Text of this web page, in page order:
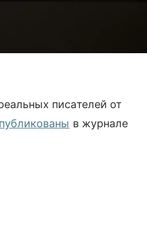
писателей от
в журнале